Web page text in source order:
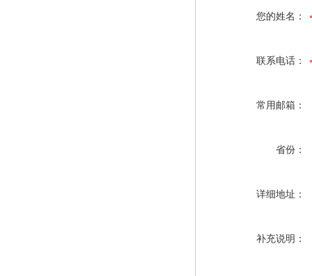
您的姓名：
联系电话：
常用邮箱：
省份：
详细地址：
补充说明：